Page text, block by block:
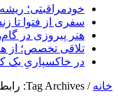
خودمراقبتی؛
سفری از فتوا تا
هنر پیروزی در
تلاقی تخصص؛ از
در خاکسپاریِ یک
خانه / Tag Archives: رابطان بهداشتی